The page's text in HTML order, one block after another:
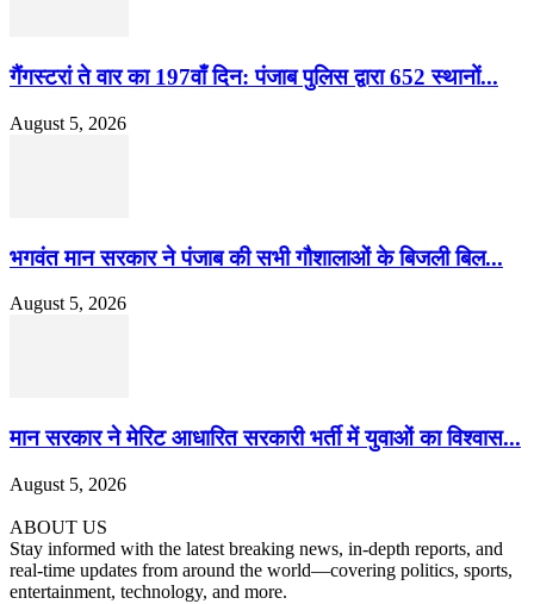
गैंगस्टरां ते वार का 197वाँ दिन: पंजाब पुलिस द्वारा 652 स्थानों...
August 5, 2026
भगवंत मान सरकार ने पंजाब की सभी गौशालाओं के बिजली बिल...
August 5, 2026
मान सरकार ने मेरिट आधारित सरकारी भर्ती में युवाओं का विश्वास...
August 5, 2026
ABOUT US
Stay informed with the latest breaking news, in-depth reports, and
real-time updates from around the world—covering politics, sports,
entertainment, technology, and more.